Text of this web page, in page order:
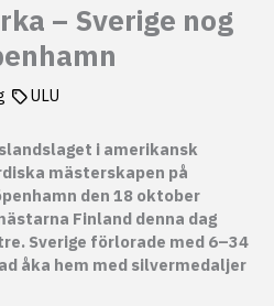
– Sverige nog
ULU
i amerikansk
mästerskapen på
den 18 oktober
Finland denna dag
Sverige förlorade med 6–34
åka hem med silvermedaljer